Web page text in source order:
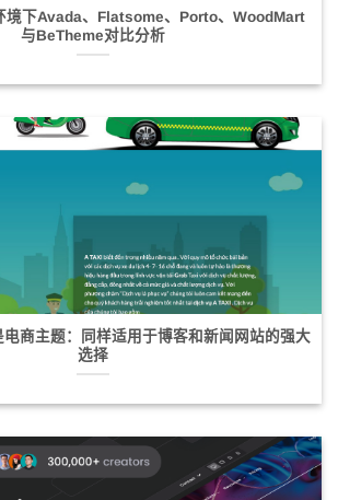
境下Avada、Flatsome、Porto、WoodMart
与BeTheme对比分析
商主题：同样适用于博客和新闻网站的强大
选择